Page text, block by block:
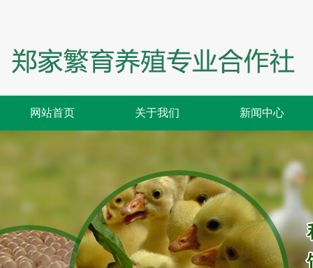
网站首页 关于我们 新闻中心